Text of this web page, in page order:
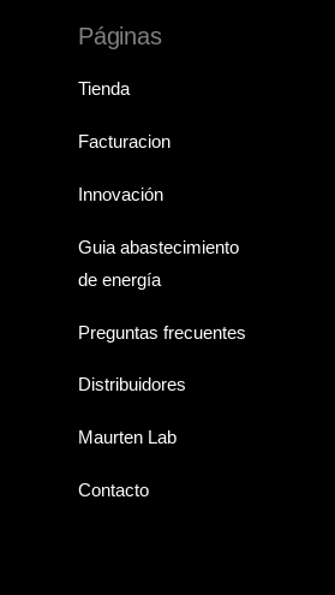
Páginas
Tienda
Facturacion
Innovación
Guia abastecimiento
de energía
Preguntas frecuentes
Distribuidores
Maurten Lab
Contacto